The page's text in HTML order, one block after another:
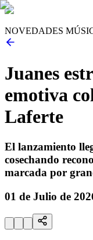
NOVEDADES
Juanes
emotiva
Laferte
El lanzamiento
cosechando
marcada por
01 de Julio de